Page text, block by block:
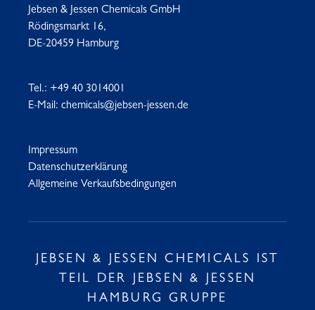
Jebsen & Jessen Chemicals GmbH
Rödingsmarkt 16,
DE-20459 Hamburg
Tel.: +49 40 3014001
E-Mail: chemicals@jebsen-jessen.de
Impressum
Datenschutzerklärung
Allgemeine Verkaufsbedingungen
JEBSEN & JESSEN CHEMICALS IST
TEIL DER JEBSEN & JESSEN
HAMBURG GRUPPE